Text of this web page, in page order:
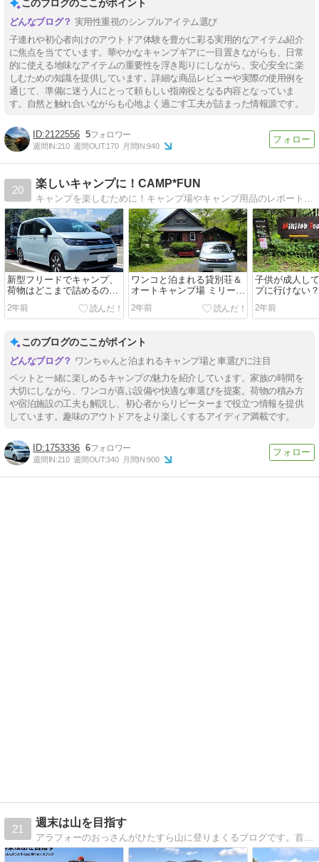
このブログのここがポイント
実用性重視のシンプルアイテム選び
子連れや初心者向けのアウトドア体験を豊かに彩る実用的なアイテム紹介
に焦点を当てています。華やかなキャンプギアに一目置きながらも、日常
的に使える地味なアイテムの重要性を浮き彫りにしながら、安心安全に楽
しむための知識を提供しています。詳細な商品レビューや実際の使用例を
通じて、準備に迷う人にとって頼もしい指南役となる内容となっていま
す。自然と触れ合いながらも心地よく過ごす工夫が詰まった情報源です。
2122556 5
週間IN:210 週間OUT:170 月間IN:940
20
楽しいキャンプに！CAMP*FUN
キャンプを楽しむために！キャンプ場やキャンプ用品のレポート、道具の使い方やワンちゃんと行くキャンプの情報などを紹介しています。
新型フリードでキャンプ、
荷物はどこまで詰めるの
か？
2年前
ワンコと泊まれる貸別荘＆
オートキャンプ場 ミリー
ズ・ラブ！貸別荘の詳細で
す。
2年前
子供が成人し
プに行けない
ぶキャンプ場
ンプもあり！
2年前
このブログのここがポイント
ワンちゃんと泊まれるキャンプ場と車選びに注目
ペットと一緒に楽しめるキャンプの魅力を紹介しています。家族の時間を
大切にしながら、ワンコが喜ぶ設備や快適な車選びを提案。荷物の積み方
や宿泊施設の工夫も解説し、初心者からリピーターまで役立つ情報を提供
しています。趣味のアウトドアをより楽しくするアイディア満載です。
1753336 6
週間IN:210 週間OUT:340 月間IN:900
21
週末は山を目指す